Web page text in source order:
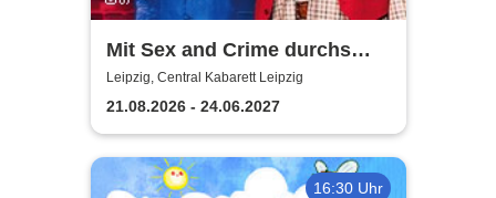
Mit Sex and Crime durchs
Altersheim - Leipziger Central
Kabarett
Leipzig, Central Kabarett Leipzig
21.08.2026 - 24.06.2027
16:30 Uhr